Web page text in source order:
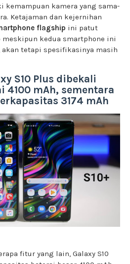
kemampuan kamera yang sama-
Ketajaman dan kejernihan
flagship ini patut
kedua smartphone ini
tetapi spesifikasinya masih
S10 Plus dibekali
4100 mAh, sementara
3174 mAh
fitur yang lain, Galaxy S10